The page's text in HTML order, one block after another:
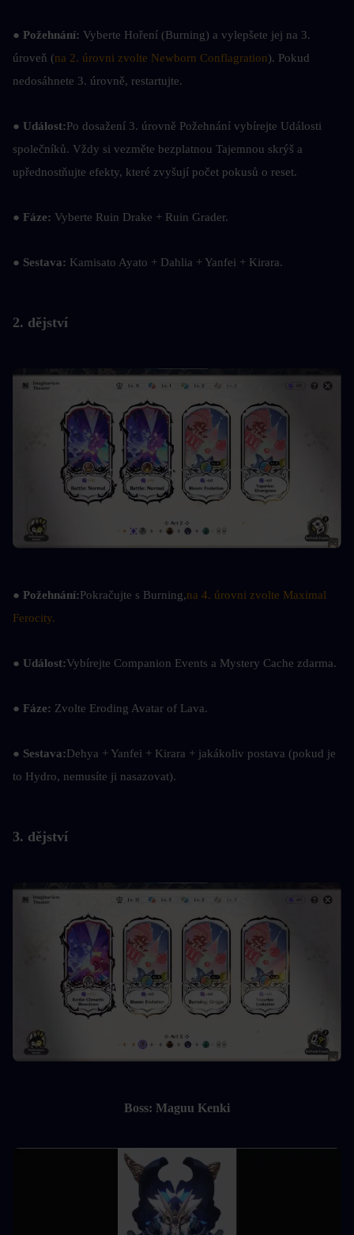
● Požehnání: Vyberte Hoření (Burning) a vylepšete jej na 3.
úroveň (na 2. úrovni zvolte Newborn Conflagration). Pokud
nedosáhnete 3. úrovně, restartujte.
● Událost:Po dosažení 3. úrovně Požehnání vybírejte Události
společníků. Vždy si vezměte bezplatnou Tajemnou skrýš a
upřednostňujte efekty, které zvyšují počet pokusů o reset.
● Fáze: Vyberte Ruin Drake + Ruin Grader.
● Sestava: Kamisato Ayato + Dahlia + Yanfei + Kirara.
2. dějství
● Požehnání:Pokračujte s Burning,na 4. úrovni zvolte Maximal
Ferocity.
● Událost:Vybírejte Companion Events a Mystery Cache zdarma.
● Fáze: Zvolte Eroding Avatar of Lava.
● Sestava:Dehya + Yanfei + Kirara + jakákoliv postava (pokud je
to Hydro, nemusíte ji nasazovat).
3. dějství
Boss: Maguu Kenki